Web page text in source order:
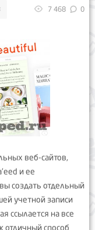
7 468 0
веб-сайтов,
и ее
создать отдельный
учетной записи
ссылается на все
отличный способ